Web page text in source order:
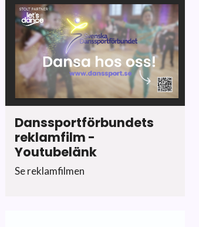
Danssportförbundets
reklamfilm -
Youtubelänk
Se reklamfilmen